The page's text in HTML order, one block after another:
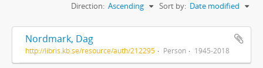
Sort by: Date modified
Direction: Ascending
Nordmark, Dag
http://libris.kb.se/resource/auth/212295 Person 1945-2018